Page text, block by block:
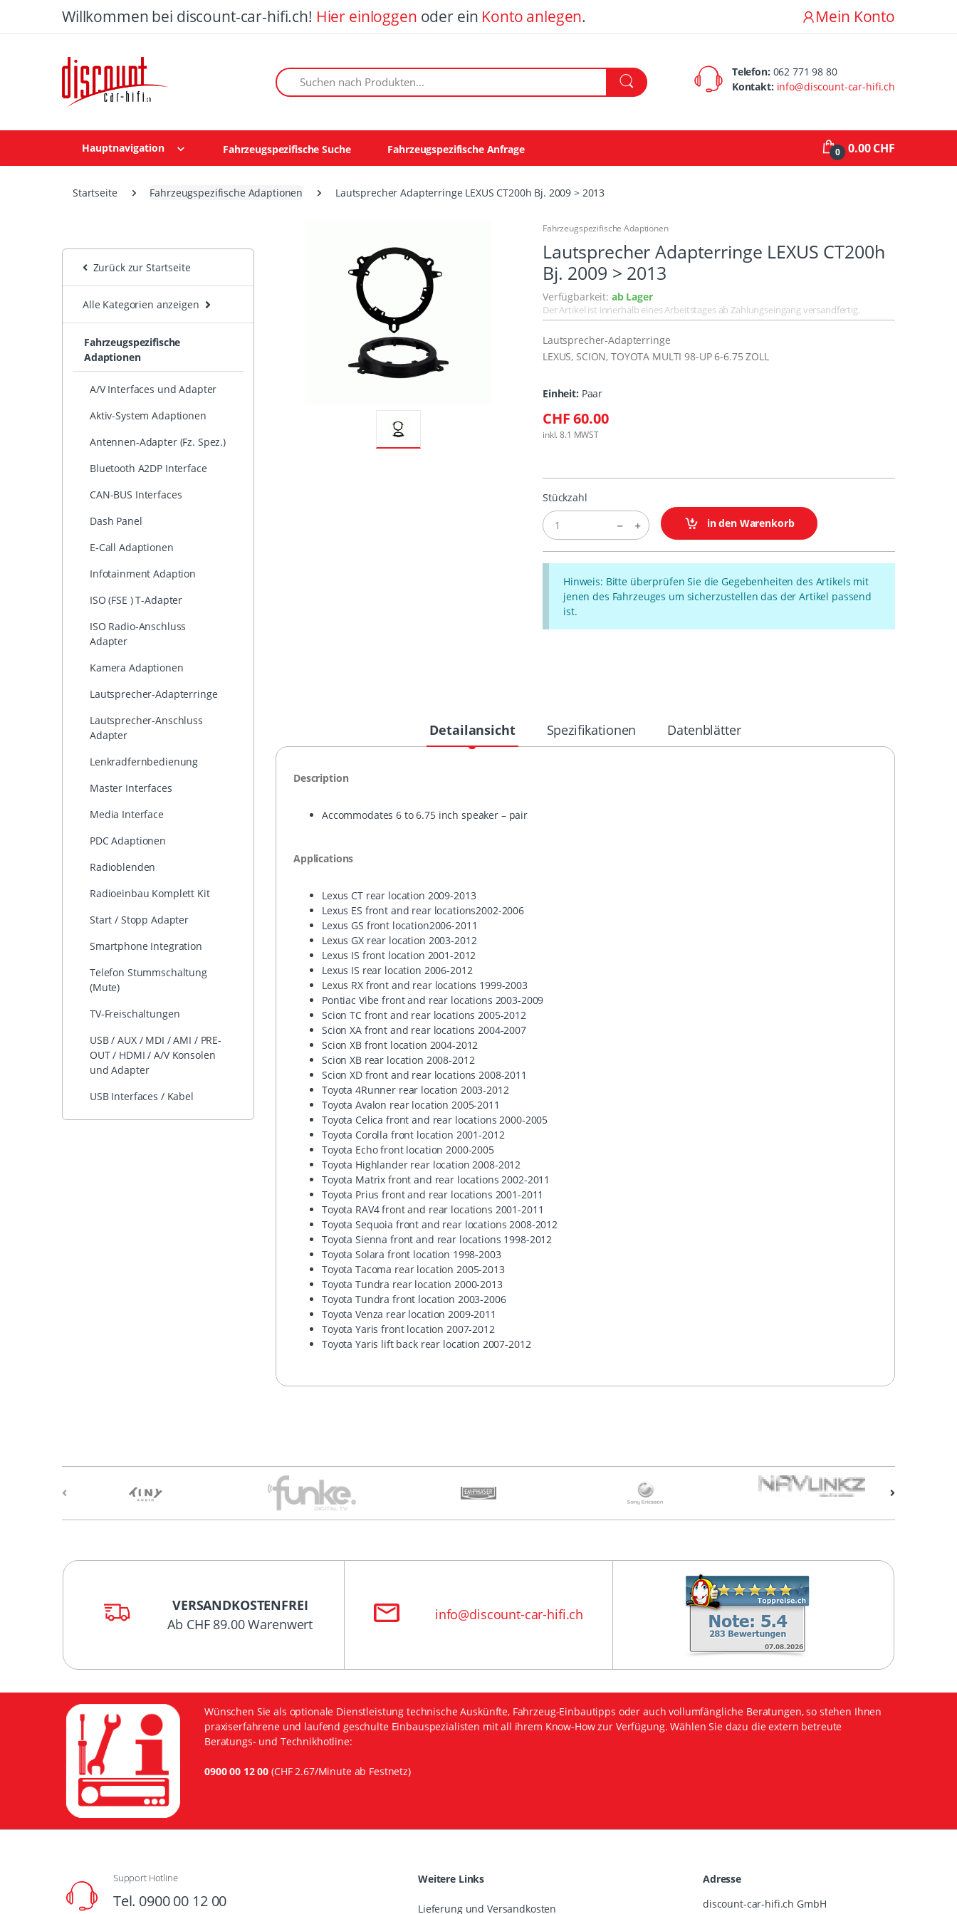
Willkommen bei discount-car-hifi.ch! Hier einloggen oder ein Konto anlegen. Mein Konto
Suchen nach Produkten: Telefon: 062 771 98 80
Kontakt: info@discount-car-hifi.ch
Hauptnavigation Fahrzeugspezifische Suche Fahrzeugspezifische Anfrage 0 0.00 CHF
Startseite Fahrzeugspezifische Adaptionen Lautsprecher Adapterringe LEXUS CT200h Bj. 2009 > 2013
Zurück zur Startseite
Alle Kategorien anzeigen
Fahrzeugspezifische
Adaptionen
A/V Interfaces und Adapter
Aktiv-System Adaptionen
Antennen-Adapter (Fz. Spez.)
Bluetooth A2DP Interface
CAN-BUS Interfaces
Dash Panel
E-Call Adaptionen
Infotainment Adaption
ISO (FSE ) T-Adapter
ISO Radio-Anschluss
Adapter
Kamera Adaptionen
Lautsprecher-Adapterringe
Lautsprecher-Anschluss
Adapter
Lenkradfernbedienung
Master Interfaces
Media Interface
PDC Adaptionen
Radioblenden
Radioeinbau Komplett Kit
Start / Stopp Adapter
Smartphone Integration
Telefon Stummschaltung
(Mute)
TV-Freischaltungen
USB / AUX / MDI / AMI / PRE-
OUT / HDMI / A/V Konsolen
und Adapter
USB Interfaces / Kabel
Fahrzeugspezifische Adaptionen
Lautsprecher Adapterringe LEXUS CT200h
Bj. 2009 > 2013
Verfügbarkeit: ab Lager
Der Artikel ist innerhalb eines Arbeitstages ab Zahlungseingang versandfertig.
Lautsprecher-Adapterringe
LEXUS, SCION, TOYOTA MULTI 98-UP 6-6.75 ZOLL
Einheit: Paar
CHF 60.00
inkl. 8.1 MWST
Stückzahl
in den Warenkorb
Hinweis: Bitte überprüfen Sie die Gegebenheiten des Artikels mit
jenen des Fahrzeuges um sicherzustellen das der Artikel passend
ist.
Detailansicht Spezifikationen Datenblätter
Description
Accommodates 6 to 6.75 inch speaker – pair
Applications
Lexus CT rear location 2009-2013
Lexus ES front and rear locations2002-2006
Lexus GS front location2006-2011
Lexus GX rear location 2003-2012
Lexus IS front location 2001-2012
Lexus IS rear location 2006-2012
Lexus RX front and rear locations 1999-2003
Pontiac Vibe front and rear locations 2003-2009
Scion TC front and rear locations 2005-2012
Scion XA front and rear locations 2004-2007
Scion XB front location 2004-2012
Scion XB rear location 2008-2012
Scion XD front and rear locations 2008-2011
Toyota 4Runner rear location 2003-2012
Toyota Avalon rear location 2005-2011
Toyota Celica front and rear locations 2000-2005
Toyota Corolla front location 2001-2012
Toyota Echo front location 2000-2005
Toyota Highlander rear location 2008-2012
Toyota Matrix front and rear locations 2002-2011
Toyota Prius front and rear locations 2001-2011
Toyota RAV4 front and rear locations 2001-2011
Toyota Sequoia front and rear locations 2008-2012
Toyota Sienna front and rear locations 1998-2012
Toyota Solara front location 1998-2003
Toyota Tacoma rear location 2005-2013
Toyota Tundra rear location 2000-2013
Toyota Tundra front location 2003-2006
Toyota Venza rear location 2009-2011
Toyota Yaris front location 2007-2012
Toyota Yaris lift back rear location 2007-2012
VERSANDKOSTENFREI
Ab CHF 89.00 Warenwert
info@discount-car-hifi.ch
Wünschen Sie als optionale Dienstleistung technische Auskünfte, Fahrzeug-Einbautipps oder auch vollumfängliche Beratungen, so stehen Ihnen
praxiserfahrene und laufend geschulte Einbauspezialisten mit all ihrem Know-How zur Verfügung. Wählen Sie dazu die extern betreute
Beratungs- und Technikhotline:
0900 00 12 00 (CHF 2.67/Minute ab Festnetz)
Support Hotline
Tel. 0900 00 12 00
Weitere Links
Lieferung und Versandkosten
Adresse
discount-car-hifi.ch GmbH